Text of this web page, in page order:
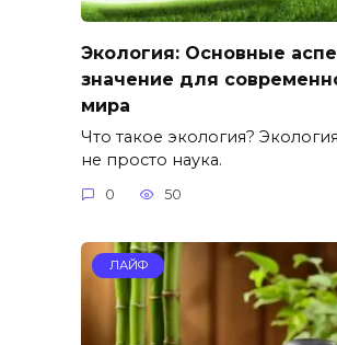
Экология: Основные
значение для
мира
Что такое экология?
не просто наука.
0 50
ЛАЙФ